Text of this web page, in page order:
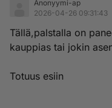
Anonyymi-ap
2026-04-26 09:31:43
Tällä,palstalla on
kauppias tai jokin
Totuus esiin